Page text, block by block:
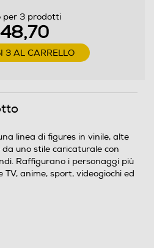
per 3 prodotti
3 AL CARRELLO
linea di figures in vinile, alte
uno stile caricaturale con
Raffigurano i personaggi più
TV, anime, sport, videogiochi ed